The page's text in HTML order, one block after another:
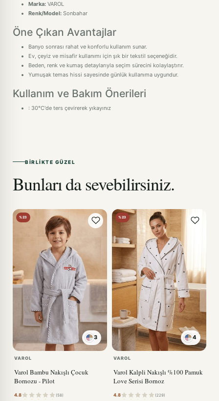
Marka: VAROL
Renk/Model: Sonbahar
Öne Çıkan Avantajlar
Banyo sonrası rahat ve konforlu kullanım sunar.
Ev, çeyiz ve misafir kullanımı için şık bir tekstil seçeneğidir.
Beden, renk ve kumaş detaylarıyla seçim sürecini kolaylaştırır.
Yumuşak temas hissi sayesinde günlük kullanıma uygundur.
Kullanım ve Bakım Önerileri
: 30°C'de ters çevirerek yıkayınız
BIRLIKTE GÜZEL
Bunları da sevebilirsiniz.
%23
3
VAROL
Varol Bambu Nakışlı Çocuk
Bornozu - Pilot
4.8 (58)
%23
4
KIRMIZI
VAROL
Varol Kalpli Nakışlı %100 Pamuk
Love Serisi Bornoz
4.8 (229)